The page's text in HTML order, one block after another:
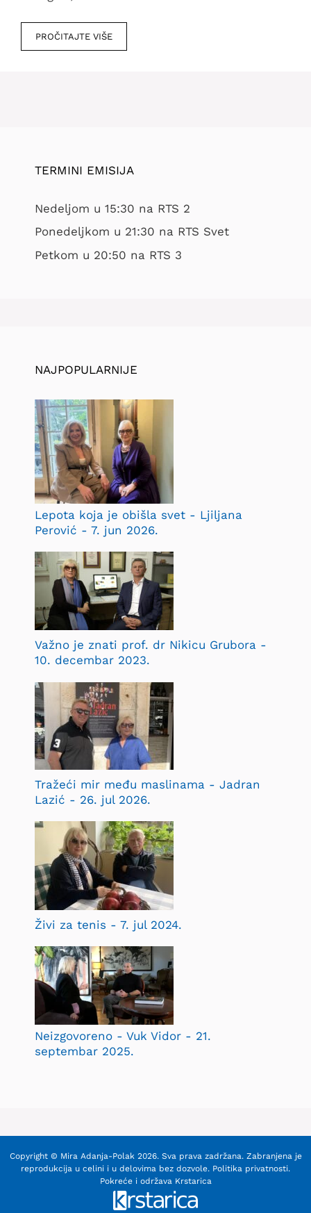
PROČITAJTE VIŠE
TERMINI EMISIJA
Nedeljom u 15:30 na RTS 2
Ponedeljkom u 21:30 na RTS Svet
Petkom u 20:50 na RTS 3
NAJPOPULARNIJE
Lepota koja je obišla svet - Ljiljana
Perović - 7. jun 2026.
Važno je znati prof. dr Nikicu Grubora -
10. decembar 2023.
Tražeći mir među maslinama - Jadran
Lazić - 26. jul 2026.
Živi za tenis - 7. jul 2024.
Neizgovoreno - Vuk Vidor - 21.
septembar 2025.
Copyright © Mira Adanja-Polak 2026. Sva prava zadržana. Zabranjena je
reprodukcija u celini i u delovima bez dozvole. Politika privatnosti.
Pokreće i održava Krstarica